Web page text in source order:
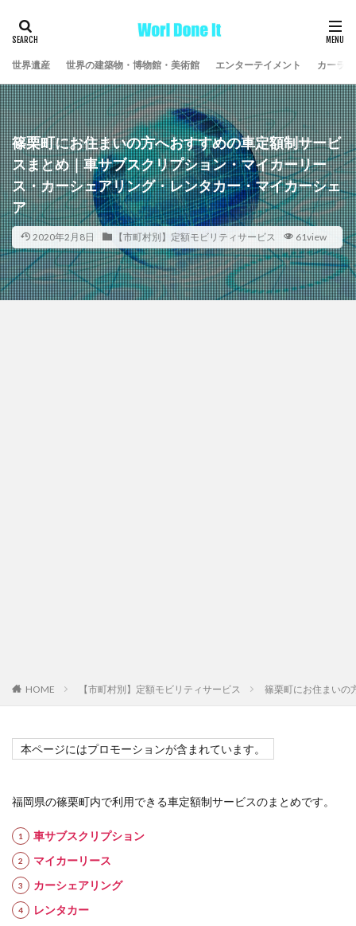
世界遺産 世界の建築物・博物館・美術館 エンターテイメント カーラ
篠栗町にお住まいの方へおすすめの車定額制サービ
スまとめ｜車サブスクリプション・マイカーリー
ス・カーシェアリング・レンタカー・マイカーシェ
ア
2020年2月8日 【市町村別】定額モビリティサービス 61view
HOME 【市町村別】定額モビリティサービス 篠栗町にお住まいの
本ページにはプロモーションが含まれています。
福岡県の篠栗町内で利用できる車定額制サービスのまとめです。
車サブスクリプション
マイカーリース
カーシェアリング
レンタカー